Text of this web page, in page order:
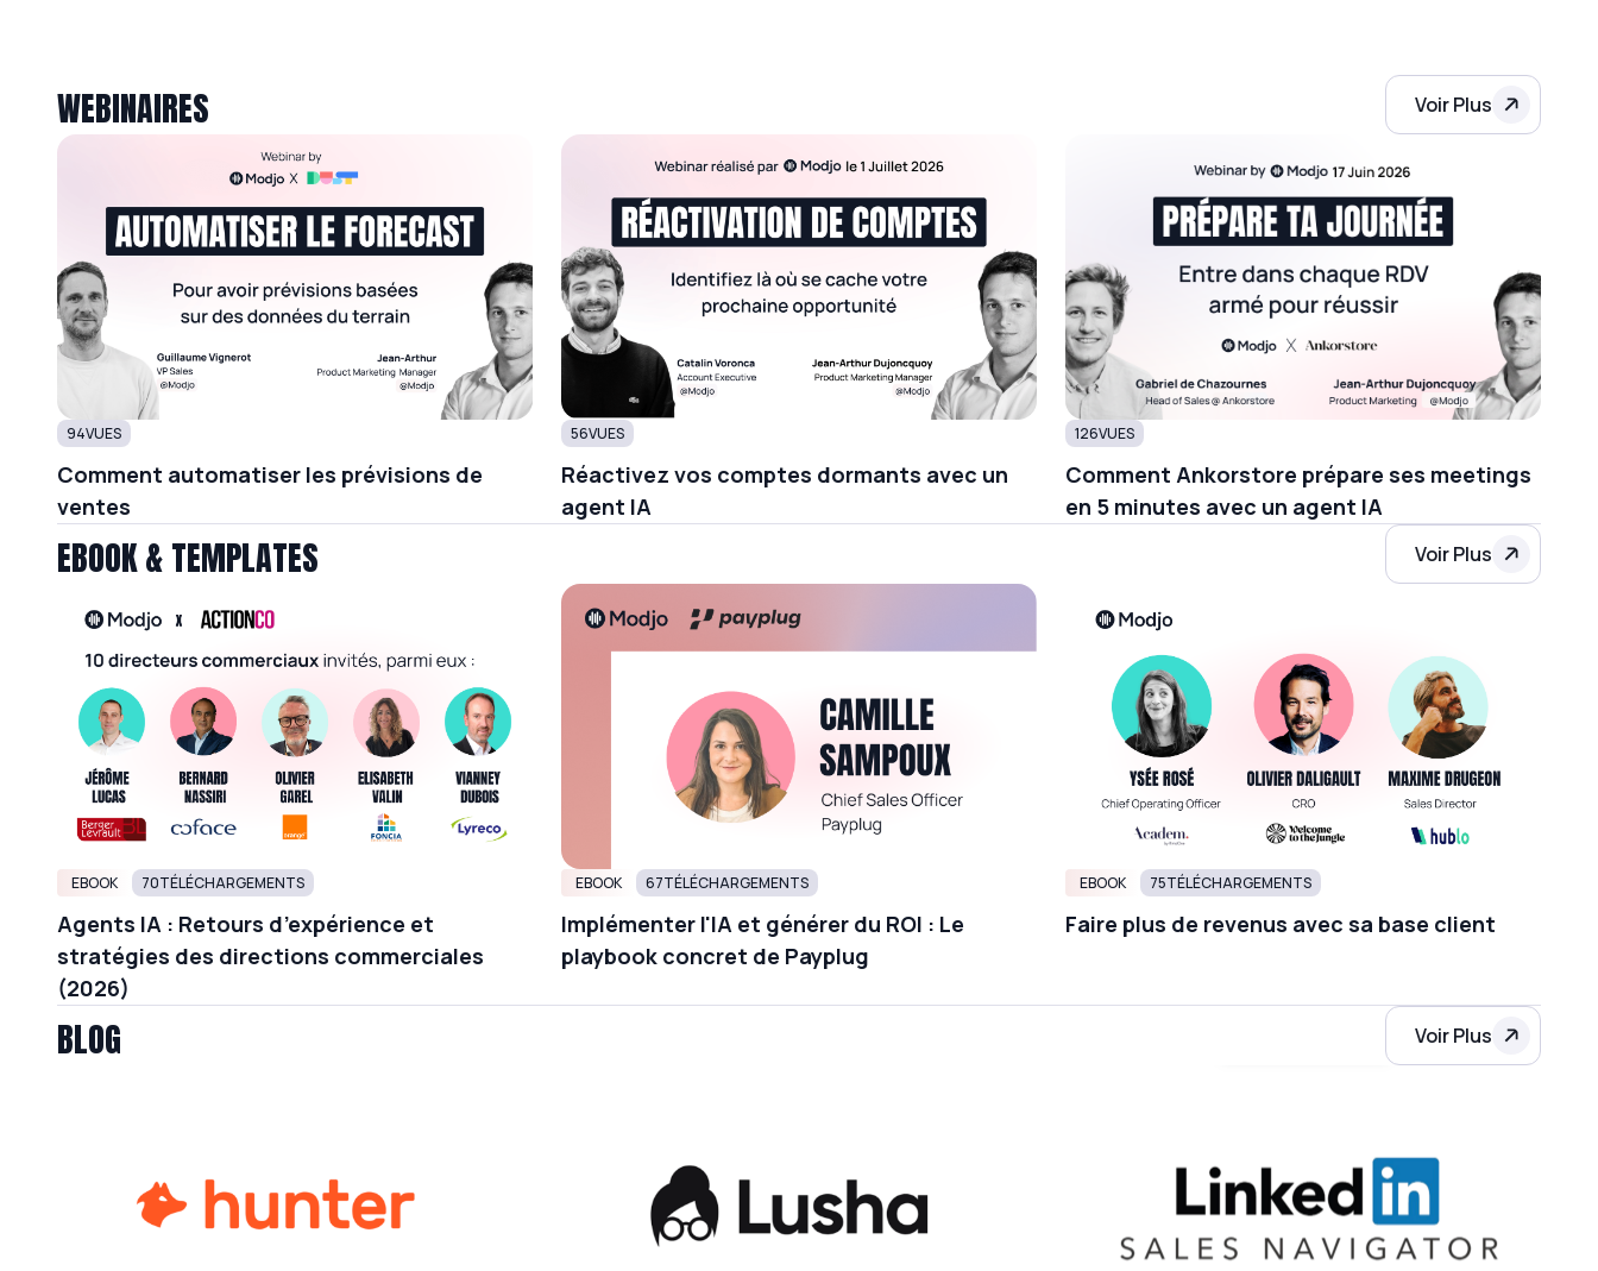
WEBINAIRES Voir Plus
94VUES
Comment automatiser les prévisions de
ventes
56VUES
Réactivez vos comptes dormants avec un
agent IA
126VUES
Comment Ankorstore prépare ses meetings
en 5 minutes avec un agent IA
EBOOK & TEMPLATES Voir Plus
EBOOK 70TÉLÉCHARGEMENTS
Agents IA : Retours d’expérience et
stratégies des directions commerciales
(2026)
EBOOK 67TÉLÉCHARGEMENTS
Implémenter l'IA et générer du ROI : Le
playbook concret de Payplug
EBOOK 75TÉLÉCHARGEMENTS
Faire plus de revenus avec sa base client
BLOG Voir Plus